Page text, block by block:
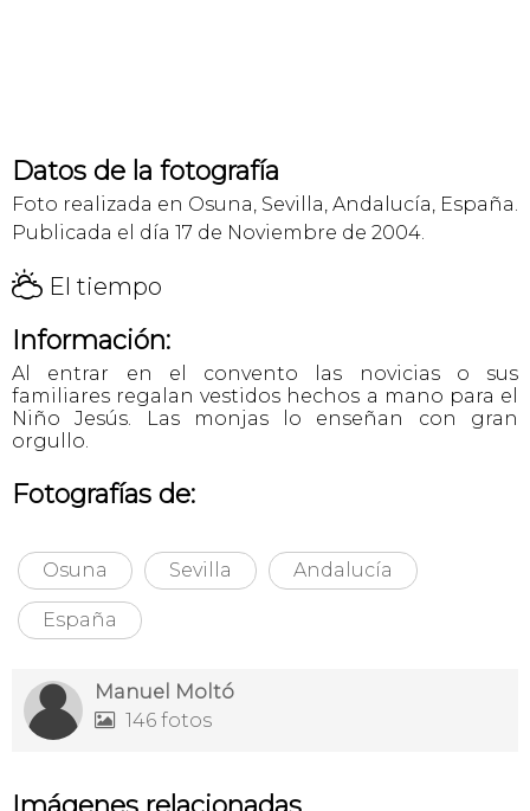
Datos de la fotografía
Foto realizada en Osuna, Sevilla, Andalucía, España.
Publicada el día 17 de Noviembre de 2004.
H El tiempo
Información:
Al entrar en el convento las novicias o sus
familiares regalan vestidos hechos a mano para el
Niño Jesús. Las monjas lo enseñan con gran
orgullo.
Fotografías de:
Osuna Sevilla Andalucía
España
Manuel Moltó
 146 fotos